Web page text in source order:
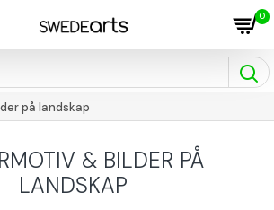
0
på landskap
& BILDER PÅ
LANDSKAP